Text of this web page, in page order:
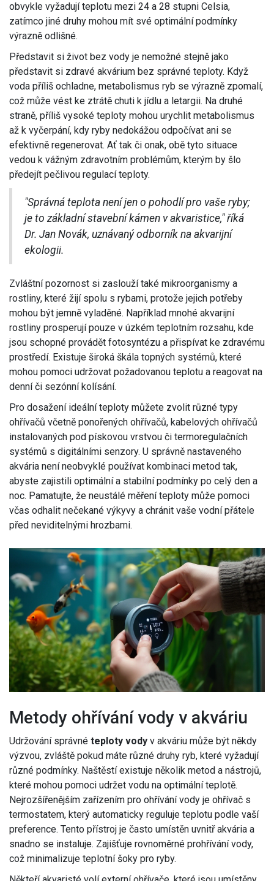
obvykle vyžadují teplotu mezi 24 a 28 stupni Celsia,
zatímco jiné druhy mohou mít své optimální podmínky
výrazně odlišné.
Představit si život bez vody je nemožné stejně jako
představit si zdravé akvárium bez správné teploty. Když
voda příliš ochladne, metabolismus ryb se výrazně zpomalí,
což může vést ke ztrátě chuti k jídlu a letargii. Na druhé
straně, příliš vysoké teploty mohou urychlit metabolismus
až k vyčerpání, kdy ryby nedokážou odpočívat ani se
efektivně regenerovat. Ať tak či onak, obě tyto situace
vedou k vážným zdravotním problémům, kterým by šlo
předejít pečlivou regulací teploty.
"Správná teplota není jen o pohodlí pro vaše ryby;
je to základní stavební kámen v akvaristice," říká
Dr. Jan Novák, uznávaný odborník na akvarijní
ekologii.
Zvláštní pozornost si zaslouží také mikroorganismy a
rostliny, které žijí spolu s rybami, protože jejich potřeby
mohou být jemně vyladěné. Například mnohé akvarijní
rostliny prosperují pouze v úzkém teplotním rozsahu, kde
jsou schopné provádět fotosyntézu a přispívat ke zdravému
prostředí. Existuje široká škála topných systémů, které
mohou pomoci udržovat požadovanou teplotu a reagovat na
denní či sezónní kolísání.
Pro dosažení ideální teploty můžete zvolit různé typy
ohřívačů včetně ponořených ohřívačů, kabelových ohřívačů
instalovaných pod pískovou vrstvou či termoregulačních
systémů s digitálními senzory. U správně nastaveného
akvária není neobvyklé používat kombinaci metod tak,
abyste zajistili optimální a stabilní podmínky po celý den a
noc. Pamatujte, že neustálé měření teploty může pomoci
včas odhalit nečekané výkyvy a chránit vaše vodní přátele
před neviditelnými hrozbami.
Metody ohřívání vody v akváriu
Udržování správné teploty vody v akváriu může být někdy
výzvou, zvláště pokud máte různé druhy ryb, které vyžadují
různé podmínky. Naštěstí existuje několik metod a nástrojů,
které mohou pomoci udržet vodu na optimální teplotě.
Nejrozšířenějším zařízením pro ohřívání vody je ohřívač s
termostatem, který automaticky reguluje teplotu podle vaší
preference. Tento přístroj je často umístěn uvnitř akvária a
snadno se instaluje. Zajišťuje rovnoměrné prohřívání vody,
což minimalizuje teplotní šoky pro ryby.